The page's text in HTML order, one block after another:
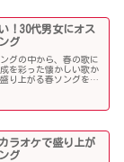
！30代男女にオス
グ
グの中から、春の歌に
を彩った懐かしい歌か
り上がる春ソングを集
ラオケで盛り上が
グ